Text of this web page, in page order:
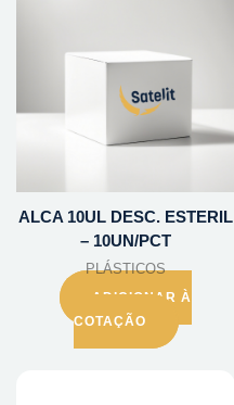
ALCA 10UL DESC. ESTERIL
– 10UN/PCT
PLÁSTICOS
ADICIONAR À
COTAÇÃO